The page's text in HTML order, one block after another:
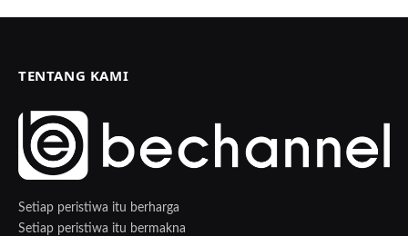
TENTANG KAMI
Setiap peristiwa itu berharga
Setiap peristiwa itu bermakna